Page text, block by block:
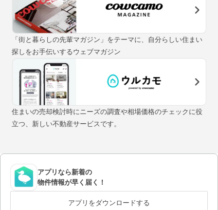
「街と暮らしの先輩マガジン」をテーマに、自分らしい住まい
探しをお手伝いするウェブマガジン
住まいの売却検討時にニーズの調査や相場価格のチェックに役
立つ、新しい不動産サービスです。
アプリなら新着の
物件情報が早く届く！
アプリをダウンロードする